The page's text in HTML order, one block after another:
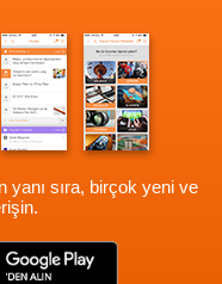
yanı sıra, birçok yeni ve